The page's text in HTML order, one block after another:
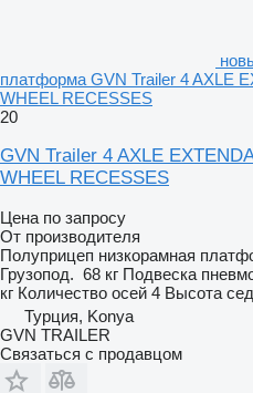
платформа GVN Trailer 4 AXLE
WHEEL RECESSES
20
GVN Trailer 4 AXLE
WHEEL RECESSES
Цена по запросу
От производителя
Полуприцеп низкорамная
Грузопод. 68 кг Подвеска
кг Количество осей 4 Высота
Турция, Konya
GVN TRAILER
Связаться с продавцом